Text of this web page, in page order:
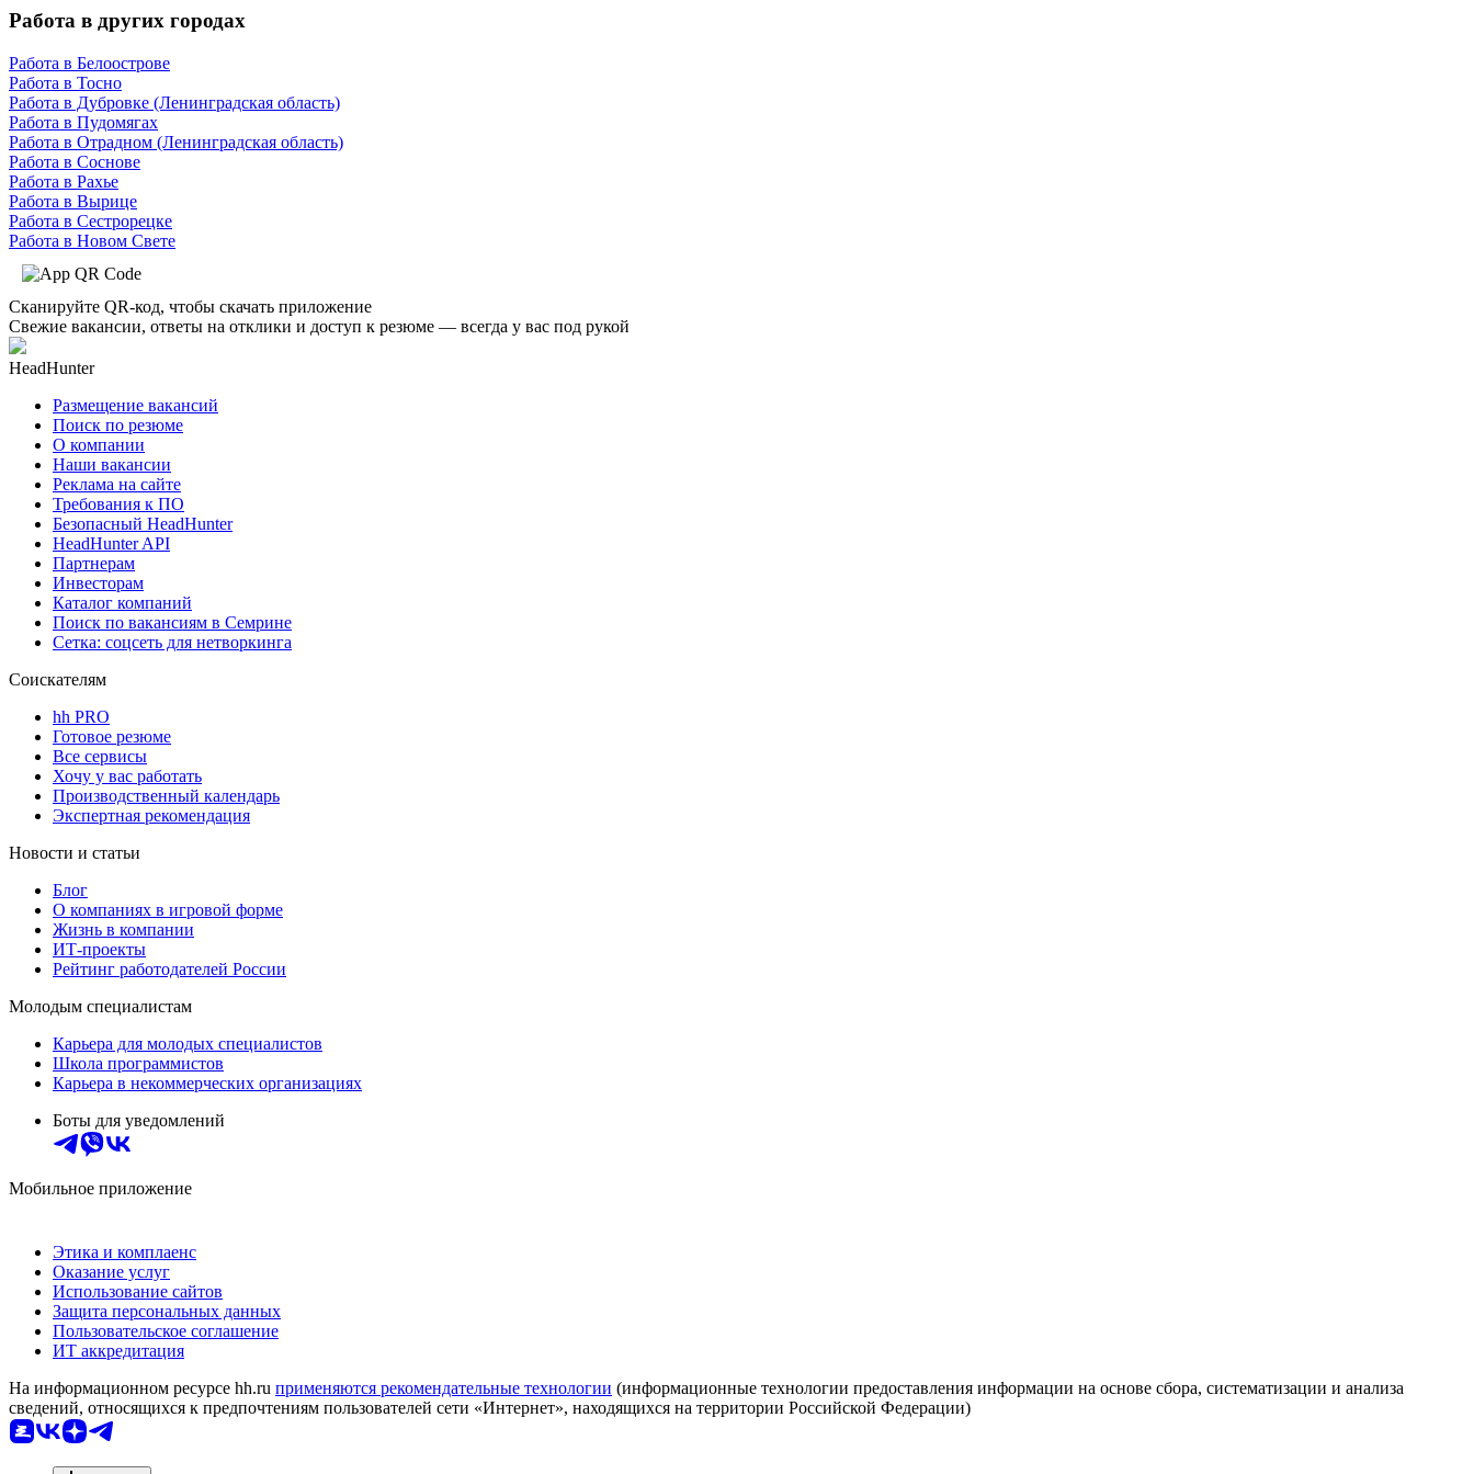
Работа в других городах
Работа в Белоострове
Работа в Тосно
Работа в Дубровке (Ленинградская область)
Работа в Пудомягах
Работа в Отрадном (Ленинградская область)
Работа в Соснове
Работа в Рахье
Работа в Вырице
Работа в Сестрорецке
Работа в Новом Свете
Сканируйте QR-код, чтобы скачать приложение
Свежие вакансии, ответы на отклики и доступ к резюме — всегда у вас под рукой
HeadHunter
Размещение вакансий
Поиск по резюме
О компании
Наши вакансии
Реклама на сайте
Требования к ПО
Безопасный HeadHunter
HeadHunter API
Партнерам
Инвесторам
Каталог компаний
Поиск по вакансиям в Семрине
Сетка: соцсеть для нетворкинга
Соискателям
hh PRO
Готовое резюме
Все сервисы
Хочу у вас работать
Производственный календарь
Экспертная рекомендация
Новости и статьи
Блог
О компаниях в игровой форме
Жизнь в компании
ИТ-проекты
Рейтинг работодателей России
Молодым специалистам
Карьера для молодых специалистов
Школа программистов
Карьера в некоммерческих организациях
Боты для уведомлений
Мобильное приложение
Этика и комплаенс
Оказание услуг
Использование сайтов
Защита персональных данных
Пользовательское соглашение
ИТ аккредитация
На информационном ресурсе hh.ru применяются рекомендательные технологии (информационные технологии предоставления информации на основе сбора, систематизации и анализа
сведений, относящихся к предпочтениям пользователей сети «Интернет», находящихся на территории Российской Федерации)